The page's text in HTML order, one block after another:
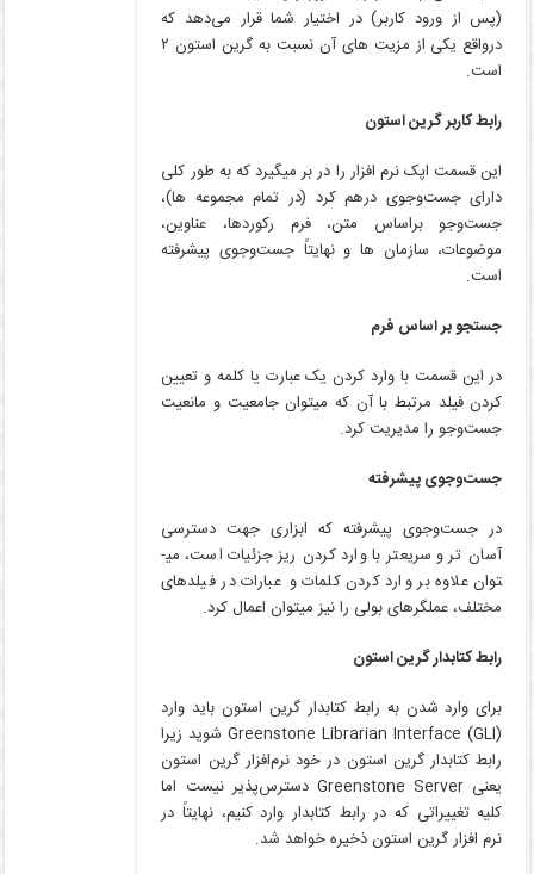
(پس از ورود کاربر) در اختیار شما قرار می‌دهد که
درواقع یکی از مزیت­ های آن نسبت به گرین استون ۲
است.
رابط کاربر گرین استون
این قسمت اپک نرم ­افزار را در بر می­گیرد که به طور کلی
دارای جست‌وجوی درهم کرد (در تمام مجموعه ­ها)،
جست‌وجو براساس متن، فرم رکوردها، عناوین،
موضوعات، سازمان ­ها و نهایتاً جست‌وجوی پیشرفته
است.
جستجو بر اساس فرم
در این قسمت با وارد کردن یک عبارت یا کلمه و تعیین
کردن فیلد مرتبط با آن که می­توان جامعیت و مانعیت
جست‌وجو را مدیریت کرد.
جست‌وجوی پیشرفته
در جست‌وجوی پیشرفته که ابزاری جهت دسترسی
آسان­ تر و سریع­تر با وارد کردن ریز جزئیات است، می­
توان علاوه بر وارد کردن کلمات و عبارات در فیلدهای
مختلف، عملگرهای بولی را نیز می­توان اعمال کرد.
رابط کتابدار گرین استون
برای وارد شدن به رابط کتابدار گرین استون باید وارد
(Greenstone Librarian Interface (GLI شوید زیرا
رابط کتابدار گرین استون در خود نرم‌افزار گرین استون
یعنی Greenstone Server دسترس‌پذیر نیست اما
کلیه تغییراتی که در رابط کتابدار وارد کنیم، نهایتاً در
نرم­ افزار گرین استون ذخیره خواهد شد.